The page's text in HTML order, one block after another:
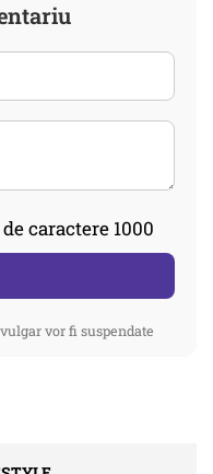
caractere 1000
vor fi suspendate